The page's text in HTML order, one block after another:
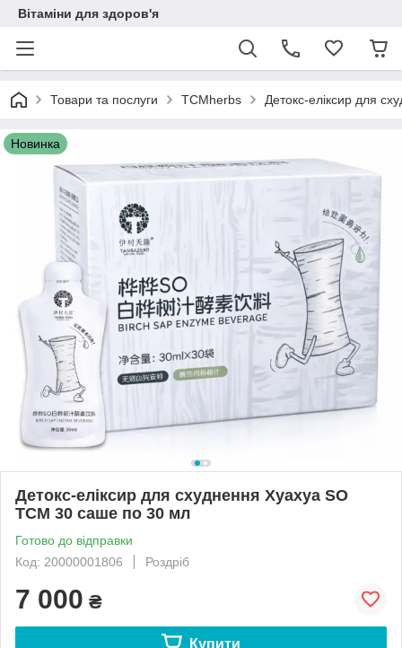
Вітаміни для здоров'я
Товари та послуги TCMherbs Детокс-еліксир для
Новинка
Детокс-еліксир для схуднення Хуахуа SO
TCM 30 саше по 30 мл
Готово до відправки
Код: 20000001806
Роздріб
7 000 ₴
Купити